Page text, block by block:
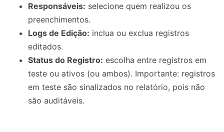
Responsáveis: selecione quem realizou os
preenchimentos.
Logs de Edição: inclua ou exclua registros
editados.
Status do Registro: escolha entre registros em
teste ou ativos (ou ambos). Importante: registros
em teste são sinalizados no relatório, pois não
são auditáveis.